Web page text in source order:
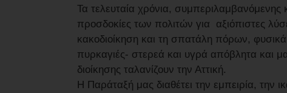
Τα τελευταία χρόνια,
προσδοκίες των πολιτών για αξιόπιστες
κακοδιοίκηση και τη σπατάλη πόρων,
πυρκαγιές- στερεά και υγρά απόβλητα και
διοίκησης ταλανίζουν την Αττική.
Η Παράταξή μας διαθέτει την εμπειρία, την